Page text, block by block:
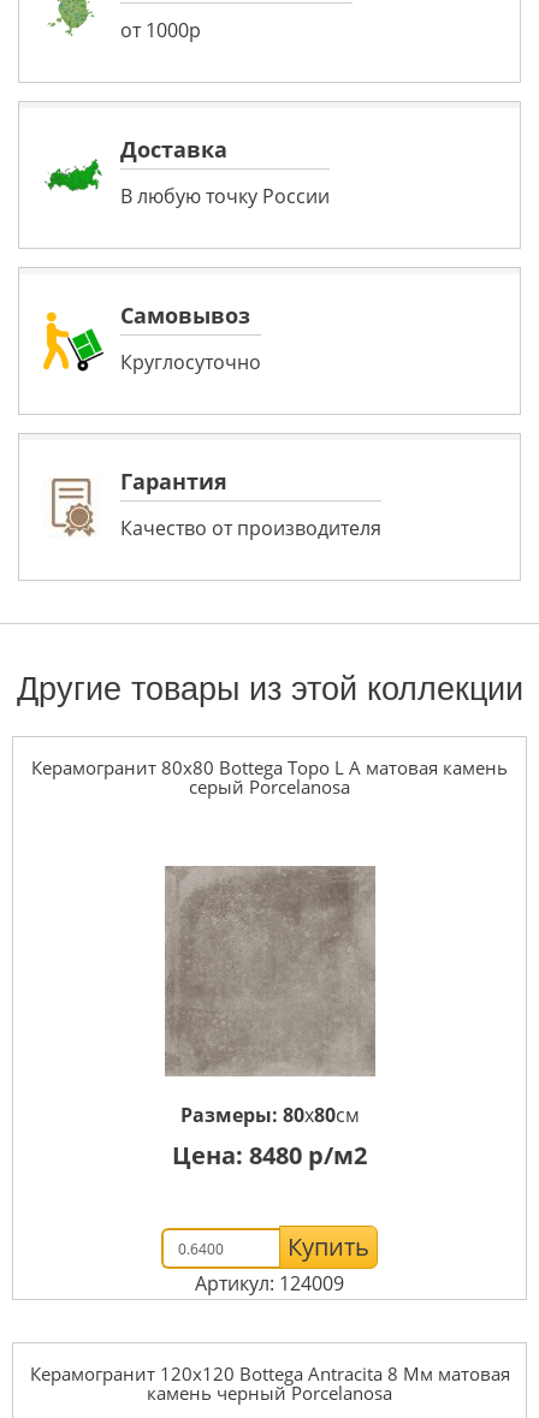
от 1000р
Доставка
В любую точку России
Самовывоз
Круглосуточно
Гарантия
Качество от производителя
Другие товары из этой коллекции
Керамогранит 80x80 Bottega Topo L A матовая камень
серый Porcelanosa
Размеры: 80x80см
Цена: 8480 р/м2
Купить
Артикул: 124009
Керамогранит 120x120 Bottega Antracita 8 Мм матовая
камень черный Porcelanosa